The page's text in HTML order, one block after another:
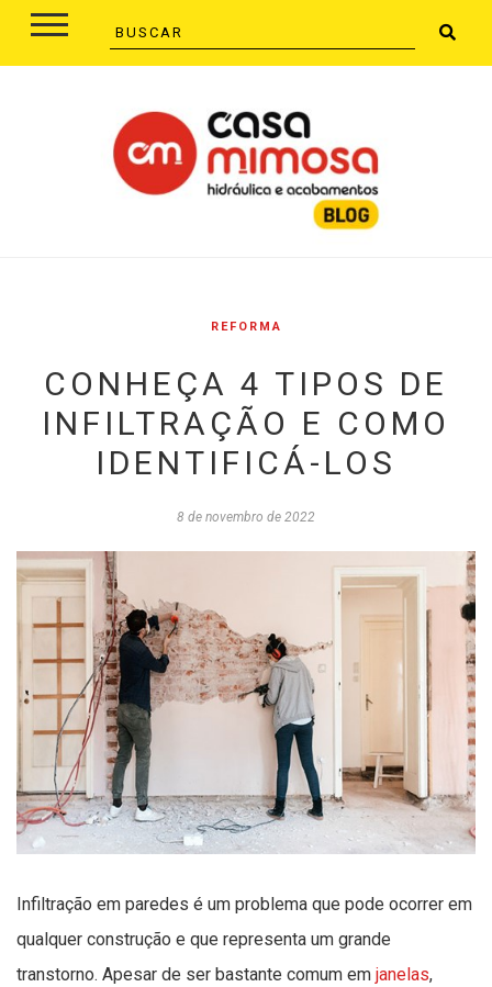
REFORMA
CONHEÇA 4 TIPOS DE
INFILTRAÇÃO E COMO
IDENTIFICÁ-LOS
8 de novembro de 2022
Infiltração em paredes é um problema que pode ocorrer em
qualquer construção e que representa um grande
transtorno. Apesar de ser bastante comum em janelas,